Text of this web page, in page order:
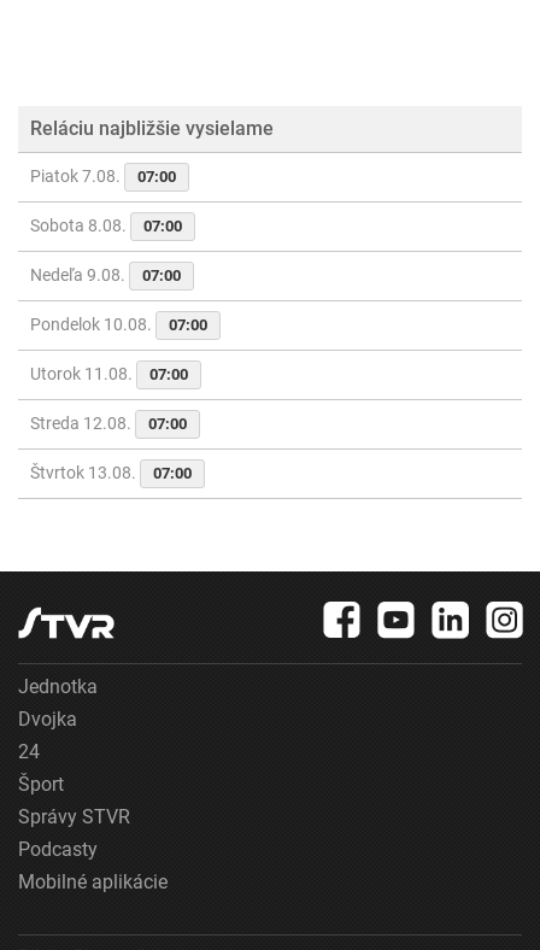
Reláciu najbližšie vysielame
Piatok 7.08. 07:00
Sobota 8.08. 07:00
Nedeľa 9.08. 07:00
Pondelok 10.08. 07:00
Utorok 11.08. 07:00
Streda 12.08. 07:00
Štvrtok 13.08. 07:00
Jednotka
Dvojka
24
Šport
Správy STVR
Podcasty
Mobilné aplikácie